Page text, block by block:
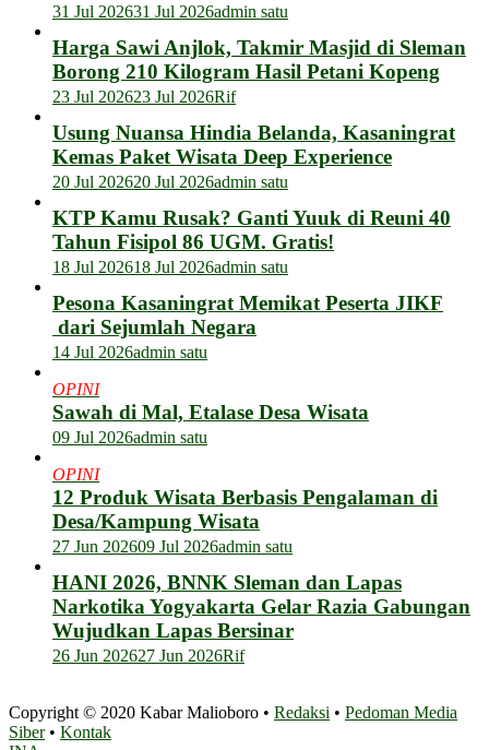
31 Jul 202631 Jul 2026admin satu
Harga Sawi Anjlok, Takmir Masjid di Sleman
Borong 210 Kilogram Hasil Petani Kopeng
23 Jul 202623 Jul 2026Rif
Usung Nuansa Hindia Belanda, Kasaningrat
Kemas Paket Wisata Deep Experience
20 Jul 202620 Jul 2026admin satu
KTP Kamu Rusak? Ganti Yuuk di Reuni 40
Tahun Fisipol 86 UGM. Gratis!
18 Jul 202618 Jul 2026admin satu
Pesona Kasaningrat Memikat Peserta JIKF
dari Sejumlah Negara
14 Jul 2026admin satu
OPINI
Sawah di Mal, Etalase Desa Wisata
09 Jul 2026admin satu
OPINI
12 Produk Wisata Berbasis Pengalaman di
Desa/Kampung Wisata
27 Jun 202609 Jul 2026admin satu
HANI 2026, BNNK Sleman dan Lapas
Narkotika Yogyakarta Gelar Razia Gabungan
Wujudkan Lapas Bersinar
26 Jun 202627 Jun 2026Rif
Copyright © 2020 Kabar Malioboro • Redaksi • Pedoman Media
Siber• Kontak